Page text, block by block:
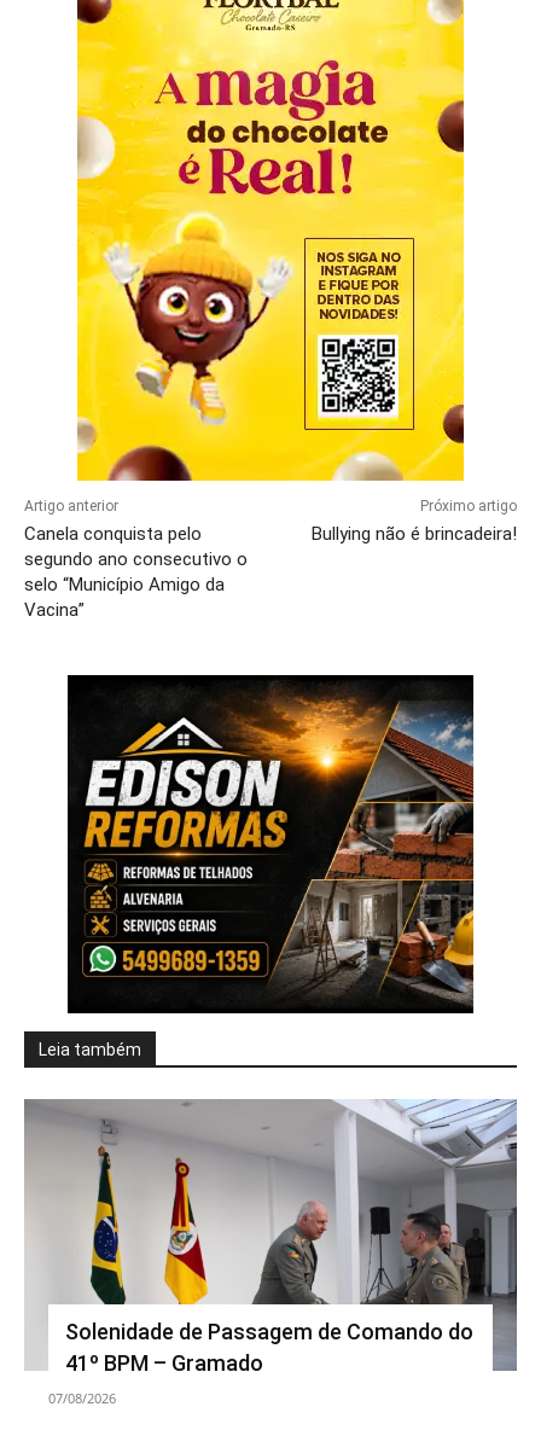
Artigo anterior
Canela conquista pelo
segundo ano consecutivo o
selo “Município Amigo da
Vacina”
Próximo artigo
Bullying não é brincadeira!
Leia também
Solenidade de Passagem de Comando do
41º BPM – Gramado
07/08/2026